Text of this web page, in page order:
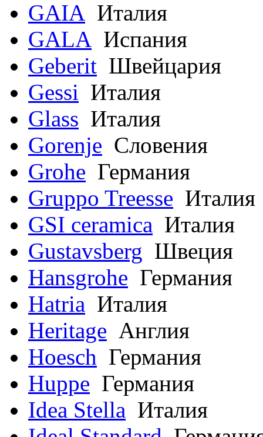
GAIA Италия
GALA Испания
Geberit Швейцария
Gessi Италия
Glass Италия
Gorenje Словения
Grohe Германия
Gruppo Treesse Италия
GSI ceramica Италия
Gustavsberg Швеция
Hansgrohe Германия
Hatria Италия
Heritage Англия
Hoesch Германия
Huppe Германия
Idea Stella Италия